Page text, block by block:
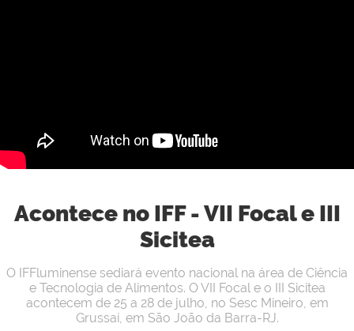
Acontece no IFF - VII Focal e III
Sicitea
O IFFluminense sediará evento nacional na área de Ciência
e Tecnologia de Alimentos. O VII Focal e o III Sicitea
acontecem de 25 a 28 de julho, no Sesc Mineiro, em
Grussaí, em São João da Barra-RJ.